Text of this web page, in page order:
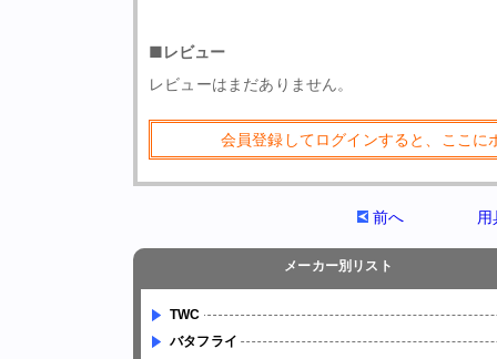
■レビュー
レビューはまだありません。
会員登録してログインすると、ここ
前へ
メーカー別リスト
TWC
バタフライ